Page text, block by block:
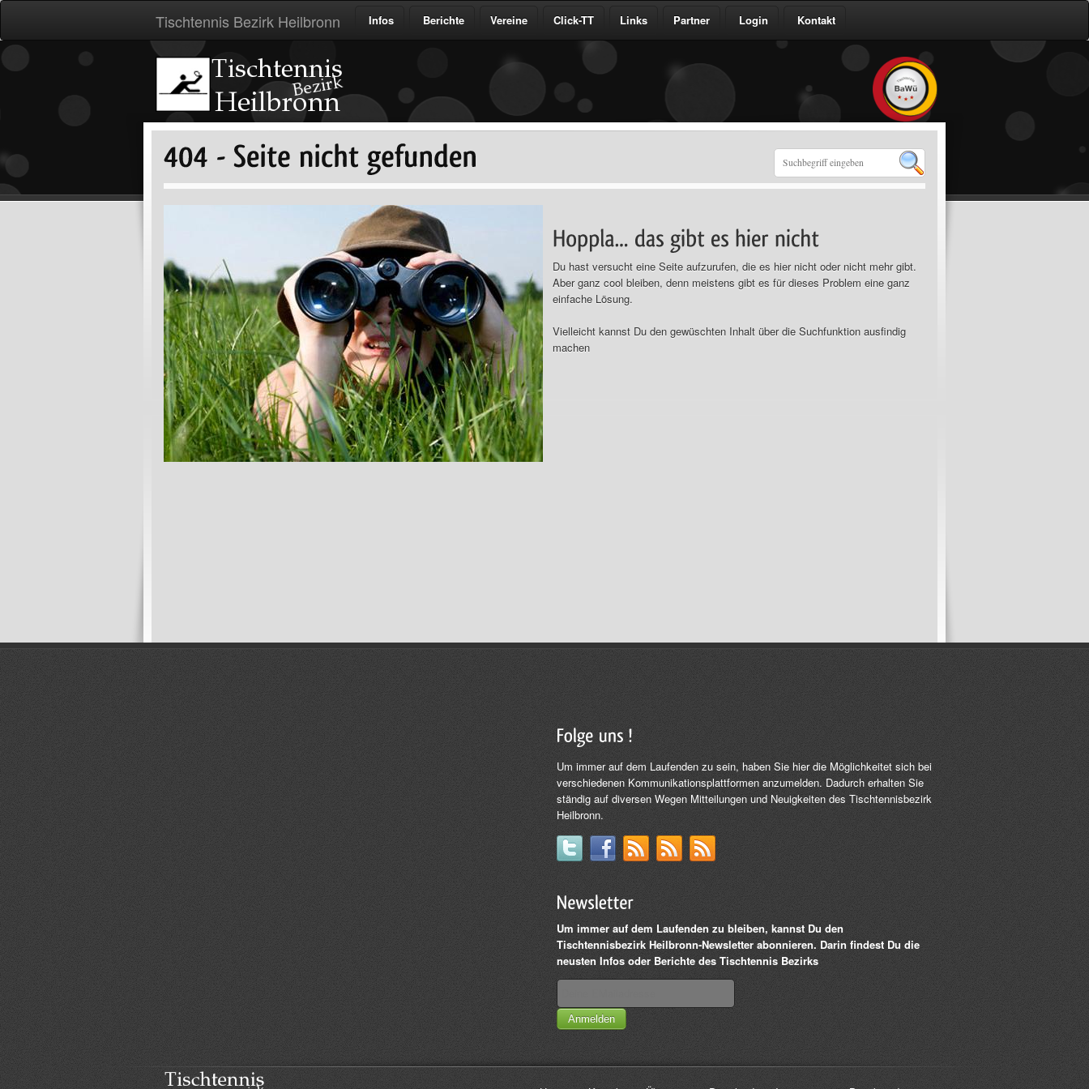
Tischtennis Bezirk Heilbronn Infos Berichte Vereine Click-TT Links Partner Login Kontakt
Du hast versucht eine Seite aufzurufen, die es hier nicht oder nicht mehr gibt.
Aber ganz cool bleiben, denn meistens gibt es für dieses Problem eine ganz
einfache Lösung.
Vielleicht kannst Du den gewüschten Inhalt über die Suchfunktion ausfindig
machen
Um immer auf dem Laufenden zu sein, haben Sie hier die Möglichkeitet sich bei
verschiedenen Kommunikationsplattformen anzumelden. Dadurch erhalten Sie
ständig auf diversen Wegen Mitteilungen und Neuigkeiten des Tischtennisbezirk
Heilbronn.
Um immer auf dem Laufenden zu bleiben, kannst Du den
Tischtennisbezirk Heilbronn-Newsletter abonnieren. Darin findest Du die
neusten Infos oder Berichte des Tischtennis Bezirks
Anmelden